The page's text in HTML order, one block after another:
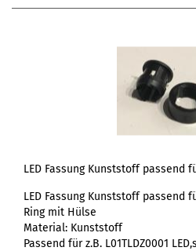
LED Fassung Kunststoff passend
LED Fassung Kunststoff passend
Ring mit Hülse
Material: Kunststoff
Passend für z.B. L01TLDZ0001 LED,s